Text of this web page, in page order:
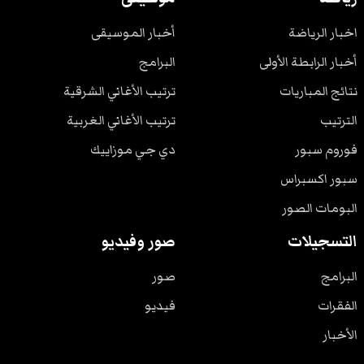
اخبار الرياضة
أخبار الرابطة الأولى
نتائج المباريات
الترتيب
فوروم سبور
سبور اكسبراس
البومات الصور
أخبار الموسيقى
البرامج
ترتيب الأغاني الشرقية
ترتيب الأغاني الغربية
دي جي موزاييك
التسجيلات
البرامج
الفقرات
الأخبار
صور وفيديو
صور
فيديو